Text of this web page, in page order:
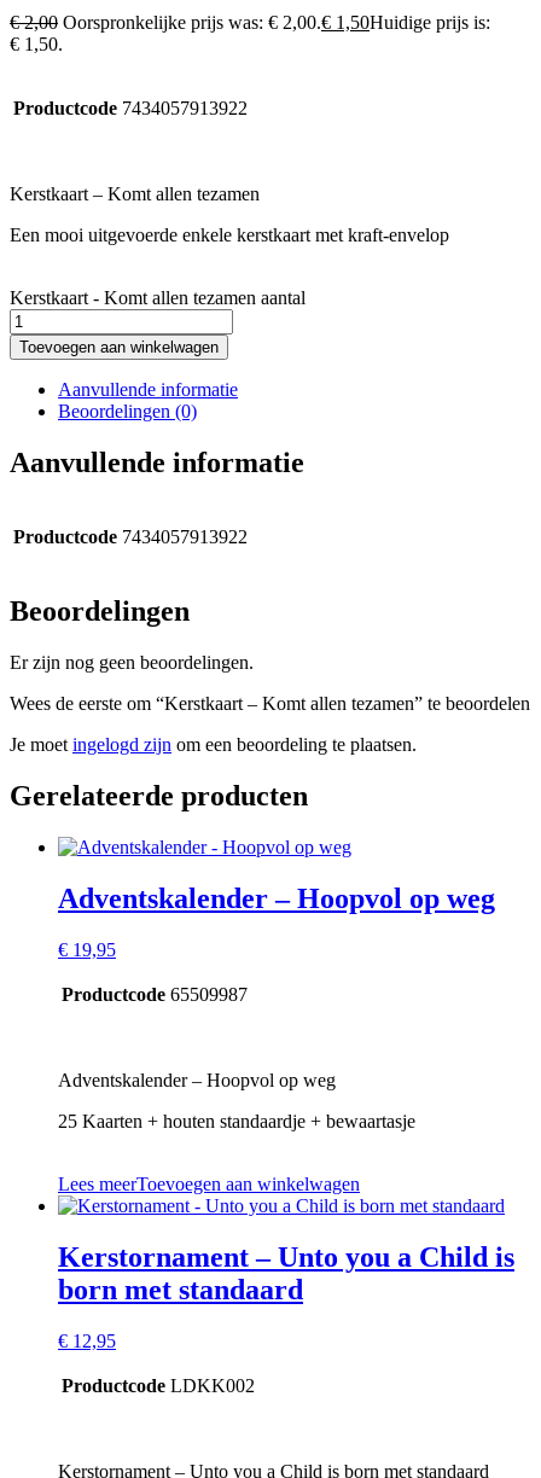
€2,00 Oorspronkelijke prijs was: € 2,00.€ 1,50Huidige prijs is:
€ 1,50.
Productcode 7434057913922
Kerstkaart – Komt allen tezamen
Een mooi uitgevoerde enkele kerstkaart met kraft-envelop
Kerstkaart - Komt allen tezamen aantal
Toevoegen aan winkelwagen
Aanvullende informatie
Beoordelingen (0)
Aanvullende informatie
Productcode 7434057913922
Beoordelingen
Er zijn nog geen beoordelingen.
Wees de eerste om “Kerstkaart – Komt allen tezamen” te beoordelen
Je moet ingelogd zijn om een beoordeling te plaatsen.
Gerelateerde producten
Adventskalender – Hoopvol op weg
€ 19,95
Productcode 65509987
Adventskalender – Hoopvol op weg
25 Kaarten + houten standaardje + bewaartasje
Lees meerToevoegen aan winkelwagen
Kerstornament – Unto you a Child is
born met standaard
€ 12,95
Productcode LDKK002
Kerstornament – Unto you a Child is born met standaard